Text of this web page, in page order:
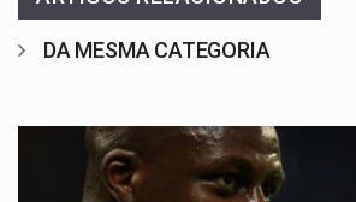
DA MESMA CATEGORIA